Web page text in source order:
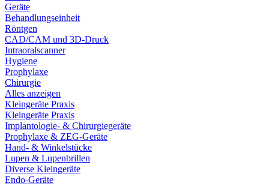
Geräte
Behandlungseinheit
Röntgen
CAD/CAM und 3D-Druck
Intraoralscanner
Hygiene
Prophylaxe
Chirurgie
Alles anzeigen
Kleingeräte Praxis
Kleingeräte Praxis
Implantologie- & Chirurgiegeräte
Prophylaxe & ZEG-Geräte
Hand- & Winkelstücke
Lupen & Lupenbrillen
Diverse Kleingeräte
Endo-Geräte